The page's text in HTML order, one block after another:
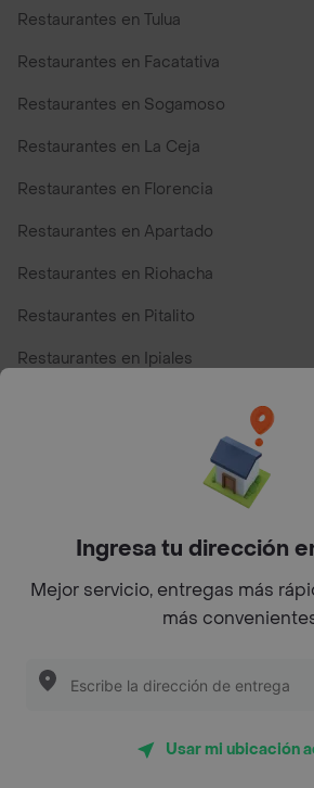
Restaurantes en Tulua
Restaurantes en Facatativa
Restaurantes en Sogamoso
Restaurantes en La Ceja
Restaurantes en Florencia
Restaurantes en Apartado
Restaurantes en Riohacha
Restaurantes en Pitalito
Restaurantes en Ipiales
Top Marcas y Cadenas de
Encuéntranos en estos países
App Store Google play
Restaurantes cerca de mi para pedir
Ingresa tu dirección
Mejor servicio, entregas más
más
Usar mi ubicación